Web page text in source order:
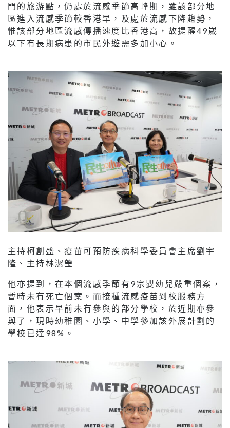
門的旅游點，仍處於流感季節高峰期，雖該部分地
區進入流感季節較香港早，及處於流感下降趨勢，
惟該部分地區流感傳播速度比香港高，故提醒49嵗
以下有長期病患的市民外遊需多加小心。
主持柯創盛、疫苗可預防疾病科學委員會主席劉宇
隆、主持林潔瑩
他亦提到，在本個流感季節有9宗嬰幼兒嚴重個案，
暫時未有死亡個案。而接種流感疫苗到校服務方
面，他表示早前未有參與的部分學校，於近期亦參
與了，現時幼稚園、小學、中學參加該外展計劃的
學校已達98%。